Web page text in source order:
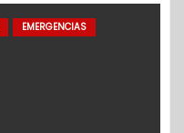
EMERGENCIAS